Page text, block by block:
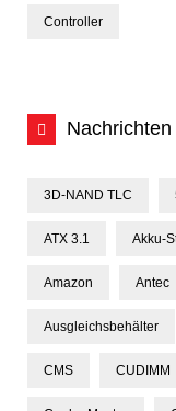
Controller
Nachrichten
3D-NAND TLC
ATX 3.1 Akku-
Amazon Antec
Ausgleichsbehälter
CMS CUDIMM